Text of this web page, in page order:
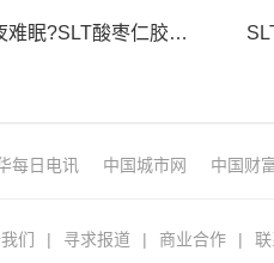
彻夜难眠?SLT酸枣仁胶囊——让你躺下就困,整夜安睡到天亮!
每日电讯 中国城市网 中国财
们 | 寻求报道 | 商业合作 |